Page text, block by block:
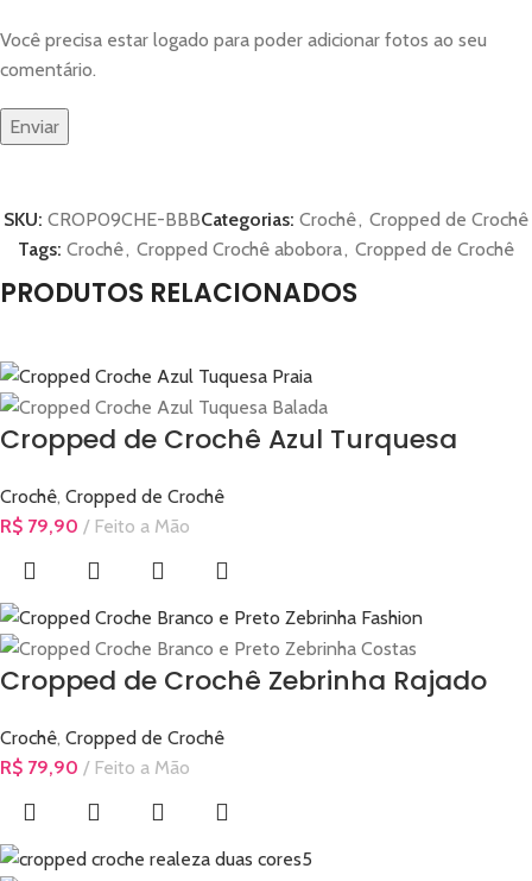
Você precisa estar logado para poder adicionar fotos ao seu
comentário.
SKU: CROP09CHE-BBBCategorias: Crochê, Cropped de Crochê
Tags: Crochê, Cropped Crochê abobora, Cropped de Crochê
PRODUTOS RELACIONADOS
Cropped de Crochê Azul Turquesa
Crochê, Cropped de Crochê
R$ 79,90 Feito a Mão
Cropped de Crochê Zebrinha Rajado
Crochê, Cropped de Crochê
R$ 79,90 Feito a Mão